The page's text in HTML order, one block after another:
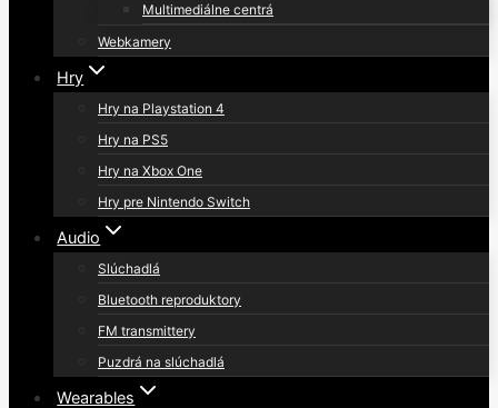
Multimediálne centrá
Webkamery
Hry
Hry na Playstation 4
Hry na PS5
Hry na Xbox One
Hry pre Nintendo Switch
Audio
Slúchadlá
Bluetooth reproduktory
FM transmittery
Puzdrá na slúchadlá
Wearables